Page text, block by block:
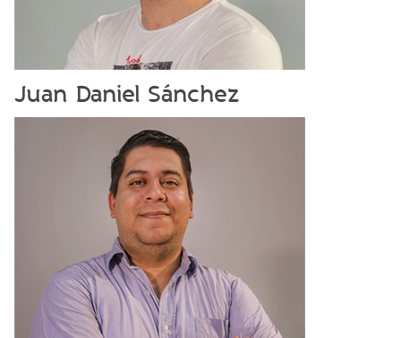
Juan Daniel Sánchez